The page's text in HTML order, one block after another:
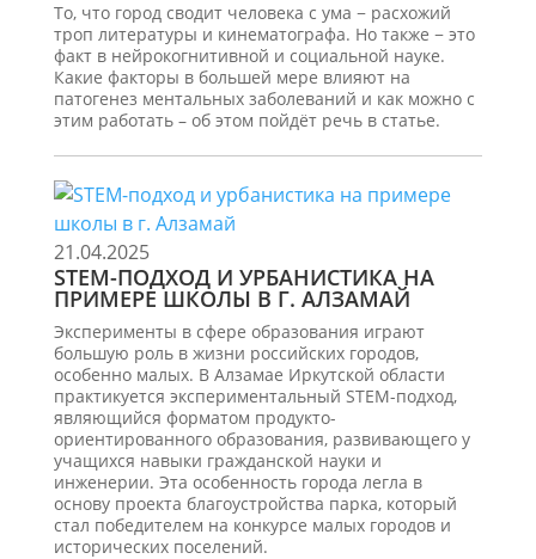
То, что город сводит человека с ума − расхожий
троп литературы и кинематографа. Но также − это
факт в нейрокогнитивной и социальной науке.
Какие факторы в большей мере влияют на
патогенез ментальных заболеваний и как можно с
этим работать – об этом пойдёт речь в статье.
21.04.2025
STEM-ПОДХОД И УРБАНИСТИКА НА
ПРИМЕРЕ ШКОЛЫ В Г. АЛЗАМАЙ
Эксперименты в сфере образования играют
большую роль в жизни российских городов,
особенно малых. В Алзамае Иркутской области
практикуется экспериментальный STEM-подход,
являющийся форматом продукто-
ориентированного образования, развивающего у
учащихся навыки гражданской науки и
инженерии. Эта особенность города легла в
основу проекта благоустройства парка, который
стал победителем на конкурсе малых городов и
исторических поселений.